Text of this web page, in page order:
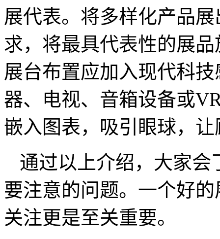
展代表。将多样化产品
求，将最具代表性的展
展台布置应加入现代科
器、电视、音箱设备或
嵌入图表，吸引眼球，
通过以上介绍，大家会
要注意的问题。一个好
关注更是至关重要。